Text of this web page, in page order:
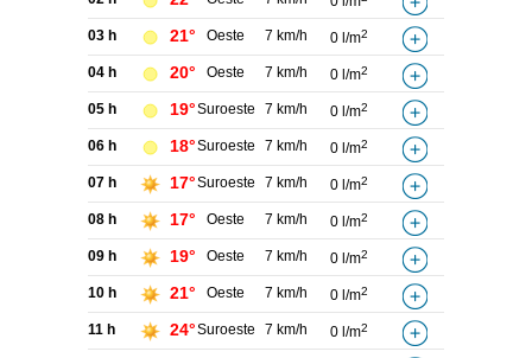
03 h 21° Oeste 7 km/h 0 l/m2
04 h 20° Oeste 7 km/h 0 l/m2
05 h 19°Suroeste 7 km/h 0 l/m2
06 h 18°Suroeste 7 km/h 0 l/m2
07 h 17°Suroeste 7 km/h 0 l/m2
08 h 17° Oeste 7 km/h 0 l/m2
09 h 19° Oeste 7 km/h 0 l/m2
10 h 21° Oeste 7 km/h 0 l/m2
11 h 24°Suroeste 7 km/h 0 l/m2